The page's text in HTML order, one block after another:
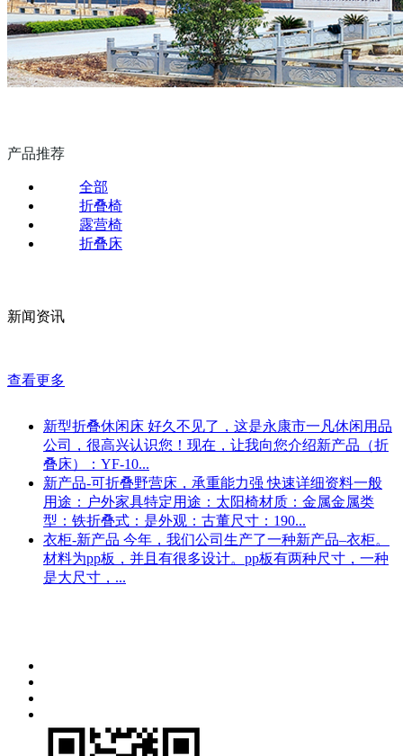
产品推荐
全部
折叠椅
露营椅
折叠床
新闻资讯
查看更多
新型折叠休闲床 好久不见了，这是永康市一凡休闲用品
公司，很高兴认识您！现在，让我向您介绍新产品（折
叠床）：YF-10...
新产品-可折叠野营床，承重能力强 快速详细资料一般
用途：户外家具特定用途：太阳椅材质：金属金属类
型：铁折叠式：是外观：古董尺寸：190...
衣柜-新产品 今年，我们公司生产了一种新产品–衣柜。
材料为pp板，并且有很多设计。pp板有两种尺寸，一种
是大尺寸，...